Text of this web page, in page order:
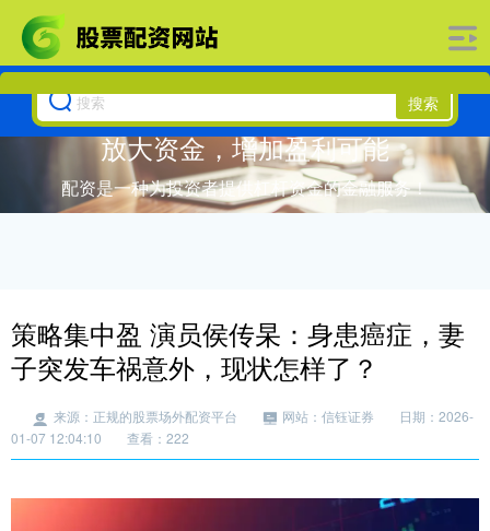
搜索
放大资金，增加盈利可能
配资是一种为投资者提供杠杆资金的金融服务！
策略集中盈 演员侯传杲：身患癌症，妻
子突发车祸意外，现状怎样了？
来源：正规的股票场外配资平台 网站：信钰证券
日期：2026-
01-07 12:04:10
查看：222